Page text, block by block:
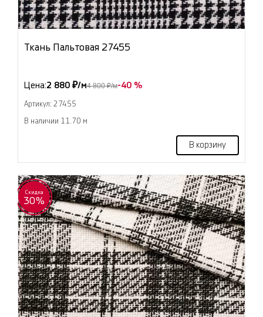
Ткань Пальтовая 27455
Цена:2 880 ₽/м4 800 ₽/м-40 %
Артикул: 27455
В наличии 11.70 м
В корзину
Скидка
30%